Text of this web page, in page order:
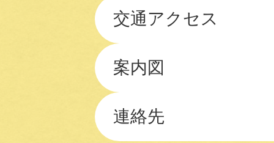
交通アクセス
案内図
連絡先